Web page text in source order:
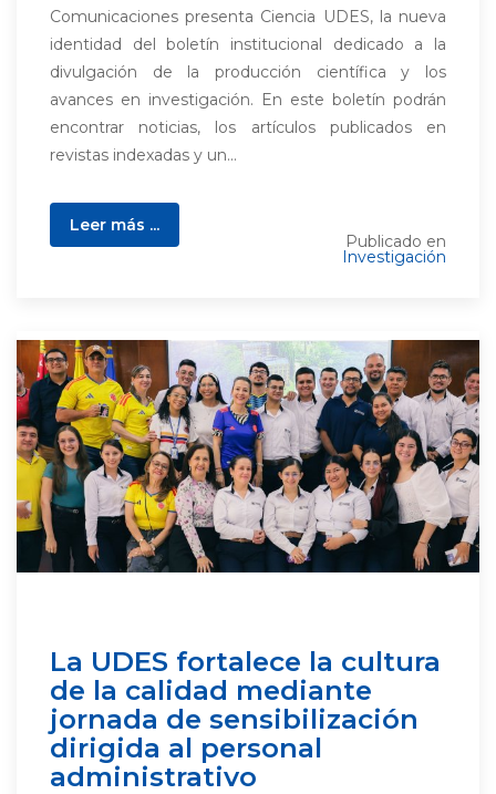
Comunicaciones presenta Ciencia UDES, la nueva
identidad del boletín institucional dedicado a la
divulgación de la producción científica y los
avances en investigación. En este boletín podrán
encontrar noticias, los artículos publicados en
revistas indexadas y un...
Leer más ...
Publicado en
Investigación
La UDES fortalece la cultura
de la calidad mediante
jornada de sensibilización
dirigida al personal
administrativo